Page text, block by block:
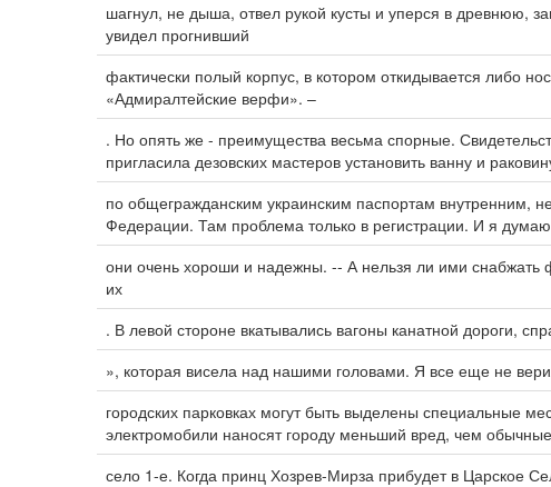
шагнул, не дыша, отвел рукой кусты и уперся в древнюю,
увидел прогнивший
фактически полый корпус, в котором откидывается либо
«Адмиралтейские верфи». –
. Но опять же - преимущества весьма спорные.
пригласила дезовских мастеров установить ванну и
по общегражданским украинским паспортам внутренним,
Федерации. Там проблема только в регистрации. И я
они очень хороши и надежны. -- А нельзя ли ими
их
. В левой стороне вкатывались вагоны канатной дороги,
», которая висела над нашими головами. Я все еще не
городских парковках могут быть выделены специальные
электромобили наносят городу меньший вред, чем
село 1-е. Когда принц Хозрев-Мирза прибудет в Царское